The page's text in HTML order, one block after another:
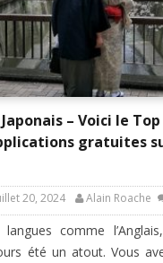
– Voici le Top
gratuites
20, 2024 Alain Roache
comme
été un atout. Vous